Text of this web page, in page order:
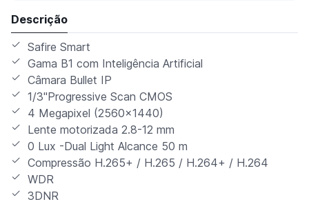
Descrição
Safire Smart
Gama B1 com Inteligência Artificial
Câmara Bullet IP
1/3"Progressive Scan CMOS
4 Megapixel (2560×1440)
Lente motorizada 2.8-12 mm
0 Lux -Dual Light Alcance 50 m
Compressão H.265+ / H.265 / H.264+ / H.264
WDR
3DNR